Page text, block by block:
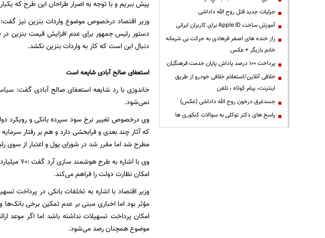
پیش ببریم و با توجه به اصرار طراحان این طرح که
وزیر اقتصاد درخصوص موضوع واردات بنزین نیز گفت:
دستور رئیس جمهور برای عدم افزایش قیمت بنزین
دنبال این است که کار به واردات بنزین نکشد.
استعفای صالح آبادی شایعه است
خاندوزی با رد شایعه استعفای صالح آبادی گفت:
نمی‌شود.
وی درخصوص تغییر نرخ سود سپرده بانکی و
که آثار چند بعدی و فرابخشی دارد و هم بر رفتار
مطرح شد اما مقرر شد در شورای پول و اعتبار از
امکان نظارت دولت را فراهم می‌کند.
وزیر اقتصاد با اشاره به تخلفات بانکی در پرداخت
مؤثر بود اما اخباری مبنی بر عدم تمکین برخی
امکان پرداخت تسهیلات نداشته باشد اما اگر موعد
موضوع همچنان رصد می‌شود.
جزئیات جدید قتل روح الله داداشی
آموزش ساخت Apple ID برای کاربران ایرانی
راز خنده های اصغر فرهادی به حرکت بی شرمانه
خانم بازیگر + عکس
پرداخت ۱۰۰ درصد پاداش پایان خدمت فرهنگیان
خلافی آنلاین/استعلام خلافی خودرو از طریق
اینترنت، پیام کوتاه ، تلفن
جسدغرق درخون روح الله داداشی (عکس)
پاسخ های دکتر توکلی به سوالات کنکوری ها